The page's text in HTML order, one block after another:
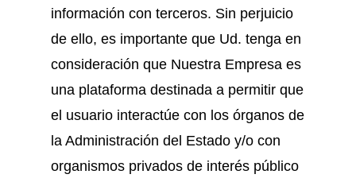
información con terceros. Sin perjuicio
de ello, es importante que Ud. tenga en
consideración que Nuestra Empresa es
una plataforma destinada a permitir que
el usuario interactúe con los órganos de
la Administración del Estado y/o con
organismos privados de interés público